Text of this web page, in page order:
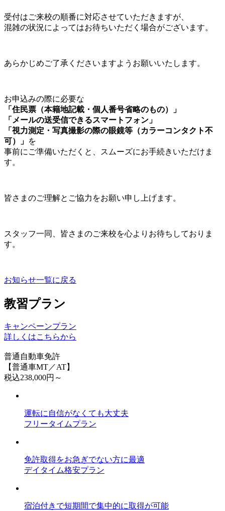
受付はご来校の順番に対応させていただきますが、
混雑の状況によってはお待ちいただく場合がございます。
あらかじめご了承くださいますようお願いいたします。
お申込みの際に必要な
「住民票（本籍地記載・個人番号省略のもの）」
「メールの送受信できるスマートフォン」
「視力測定・写真撮影の際の眼鏡等（カラーコンタクト不
可）」 を
事前にご準備いただくと、スムーズにお手続きいただけま
す。
皆さまのご理解とご協力をお願い申し上げます。
スタッフ一同、皆さまのご来校を心よりお待ちしておりま
す。
お知らせ一覧に戻る
教習プラン
キャンペーンプラン
詳しくはこちらから
普通自動車免許
【普通車MT／AT】
税込238,000円～
運転に自信がなくても大丈夫
フリータイムプラン
免許取得をお急ぎでない方に最適
デイタイム格安プラン
宿泊付きで短期間で集中的に取得が可能